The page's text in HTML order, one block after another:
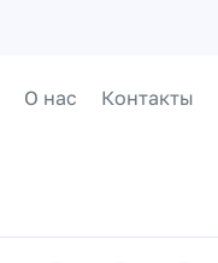
О нас Контакты